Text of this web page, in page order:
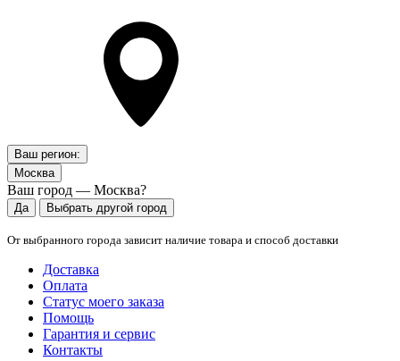
Ваш регион:
Москва
Ваш город — Москва?
Да Выбрать другой город
От выбранного города зависит наличие товара и способ доставки
Доставка
Оплата
Статус моего заказа
Помощь
Гарантия и сервис
Контакты